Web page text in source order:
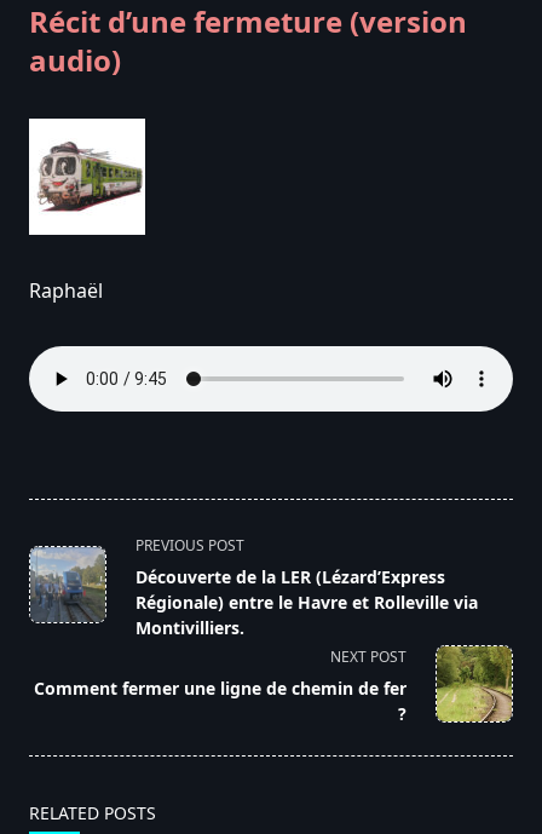
Récit d’une fermeture (version
audio)
Raphaël
<span
class="nav-
subtitle
screen-
text">Page</span>
PREVIOUS POST
Découverte de la LER (Lézard’Express
Régionale) entre le Havre et Rolleville via
Montivilliers.
NEXT POST
Comment fermer une ligne de chemin de fer
?
RELATED POSTS